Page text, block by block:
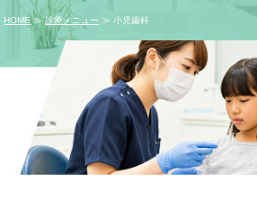
HOME≫診療メニュー ≫ 小児歯科